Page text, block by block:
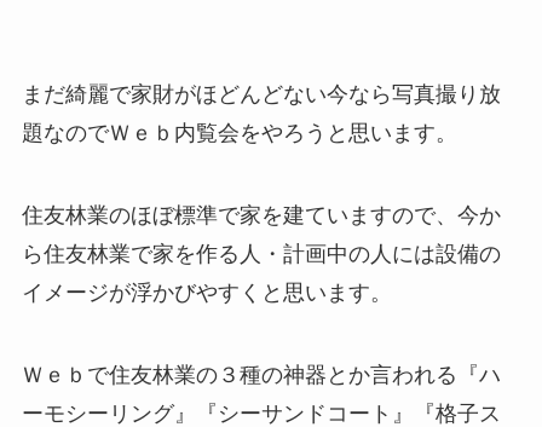
まだ綺麗で家財がほどんどない今なら写真撮り放
題なのでＷｅｂ内覧会をやろうと思います。
住友林業のほぼ標準で家を建ていますので、今か
ら住友林業で家を作る人・計画中の人には設備の
イメージが浮かびやすくと思います。
Ｗｅｂで住友林業の３種の神器とか言われる『ハ
ーモシーリング』『シーサンドコート』『格子ス